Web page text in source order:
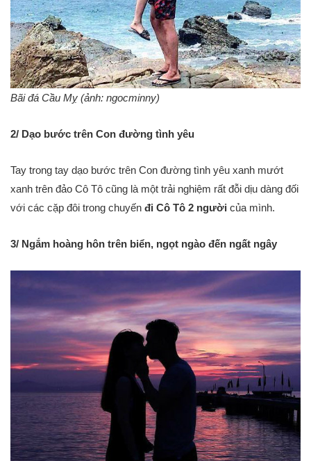
Bãi đá Cầu Mỵ (ảnh: ngocminny)
2/ Dạo bước trên Con đường tình yêu
Tay trong tay dạo bước trên Con đường tình yêu xanh mướt
xanh trên đảo Cô Tô cũng là một trải nghiệm rất đỗi dịu dàng đối
với các cặp đôi trong chuyến đi Cô Tô 2 người của mình.
3/ Ngắm hoàng hôn trên biển, ngọt ngào đến ngất ngây